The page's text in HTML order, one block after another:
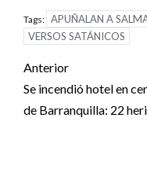
Tags: APUÑALAN A
VERSOS SATÁNICOS
Post
navigation
Anterior
Se incendió hotel en
de Barranquilla: 22